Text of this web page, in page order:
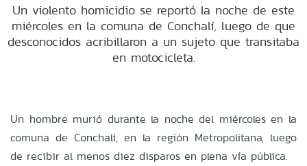
Un violento homicidio se reportó la noche de este
miércoles en la comuna de Conchalí, luego de que
desconocidos acribillaron a un sujeto que transitaba
en motocicleta.
Un hombre murió durante la noche del miércoles en la
comuna de Conchalí, en la región Metropolitana, luego
de recibir al menos diez disparos en plena vía pública.